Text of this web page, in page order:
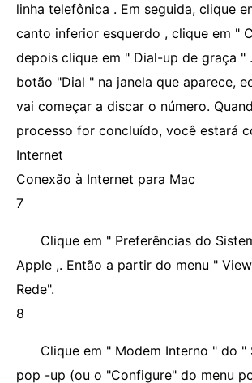
linha telefônica . Em seguida, clique
canto inferior esquerdo , clique em "
depois clique em " Dial-up de graça "
botão "Dial " na janela que aparece,
vai começar a discar o número.
processo for concluído, você estará
Internet
Conexão à Internet para Mac
7
Clique em " Preferências do
Apple ,. Então a partir do menu "
Rede".
8
Clique em " Modem Interno " do "
pop -up (ou o "Configure" do menu